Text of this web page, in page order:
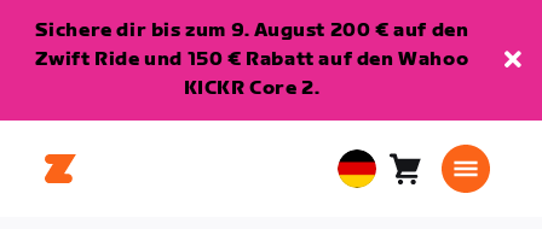
Sichere dir bis zum 9. August 200 € auf den
Zwift Ride und 150 € Rabatt auf den Wahoo
KICKR Core 2.
EuropeanWarenkorb